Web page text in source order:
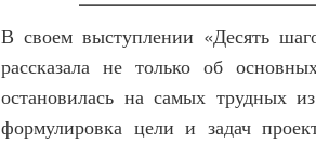
В своем выступлении «Десять
рассказала не только об
остановилась на самых трудных
формулировка цели и задач